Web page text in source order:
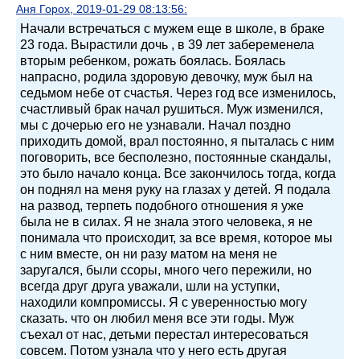
Аня Горох, 2019-01-29 08:13:56:
Начали встречаться с мужем еще в школе, в браке
23 года. Вырастили дочь , в 39 лет забеременела
вторым ребенком, рожать боялась. Боялась
напрасно, родила здоровую девочку, муж был на
седьмом небе от счастья. Через год все изменилось,
счастливый брак начал рушиться. Муж изменился,
мы с дочерью его не узнавали. Начал поздно
приходить домой, врал постоянно, я пыталась с ним
поговорить, все бесполезно, постоянные скандалы,
это было начало конца. Все закончилось тогда, когда
он поднял на меня руку на глазах у детей. Я подала
на развод, терпеть подобного отношения я уже
была не в силах. Я не знала этого человека, я не
понимала что происходит, за все время, которое мы
с ним вместе, он ни разу матом на меня не
заругался, были ссоры, много чего пережили, но
всегда друг друга уважали, шли на уступки,
находили компромиссы. Я с уверенностью могу
сказать. что он любил меня все эти годы. Муж
съехал от нас, детьми перестал интересоваться
совсем. Потом узнала что у него есть другая